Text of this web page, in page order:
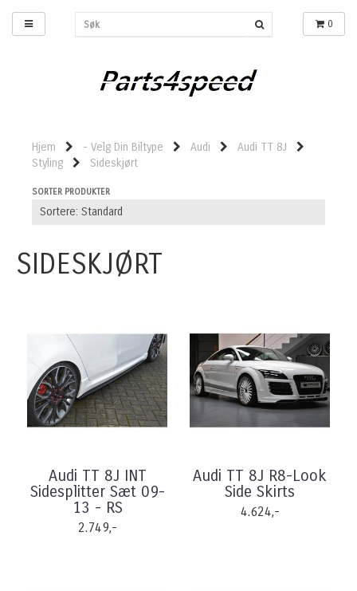
0
Hjem - Velg Din Biltype Audi
Audi TT 8J
Styling
Sideskjørt
SORTER PRODUKTER
SIDESKJØRT
Audi TT 8J INT
Sidesplitter Sæt 09-
13 - RS
2.749,-
Audi TT 8J R8-Look
Side Skirts
4.624,-